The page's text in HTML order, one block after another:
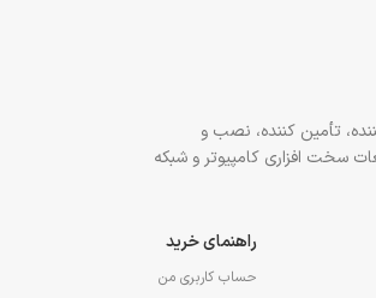
تأمین کننده، نصب و
سخت افزاری کامپیوتر و شبکه
راهنمای خرید
حساب کاربری من